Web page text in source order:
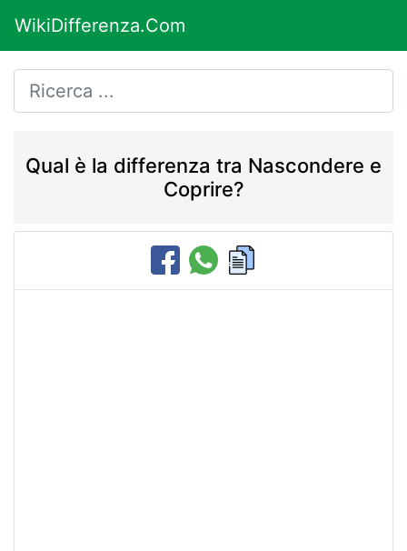
WikiDifferenza.Com
Qual è la differenza tra Nascondere e
Coprire?